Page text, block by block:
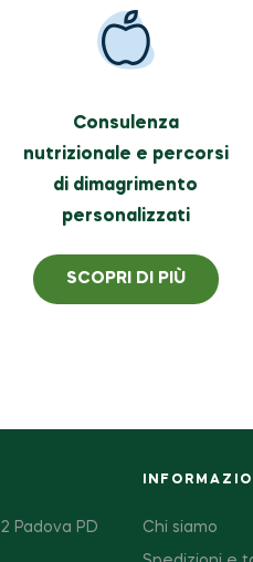
Consulenza
nutrizionale e percorsi
di dimagrimento
personalizzati
SCOPRI DI PIÙ
Padova PD Chi siamo